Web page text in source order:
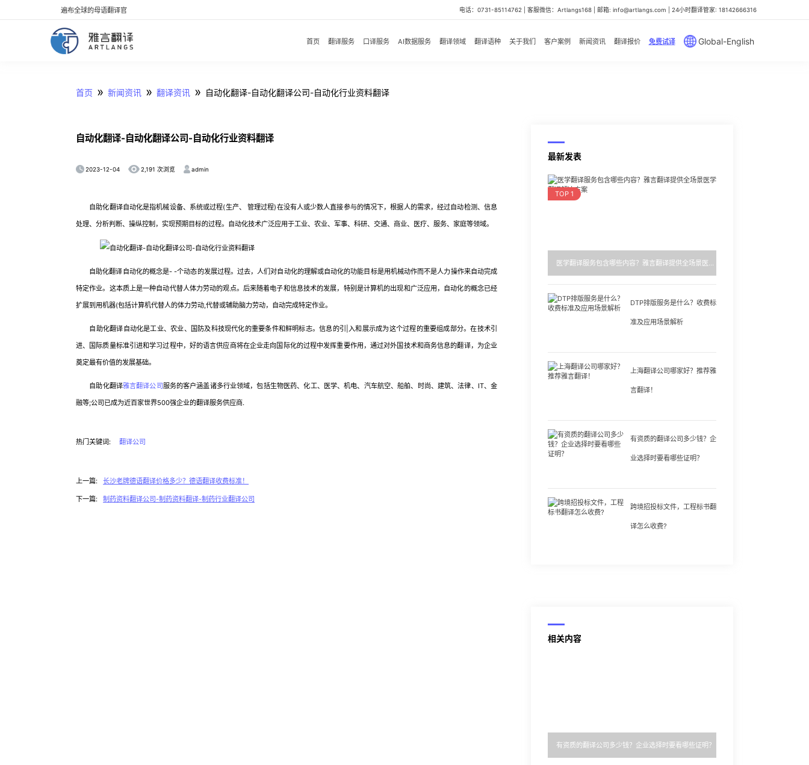
遍布全球的母语翻译官 电话：0731-85114762 | 客服微信：Artlangs168 | 邮箱: info@artlangs.com | 24小时翻译管家: 18142666316
首页 翻译服务 口译服务 AI数据服务 翻译领域 翻译语种 关于我们 客户案例 新闻资讯 翻译报价 免费试译 Global-English
首页 » 新闻资讯 » 翻译资讯 » 自动化翻译-自动化翻译公司-自动化行业资料翻译
自动化翻译-自动化翻译公司-自动化行业资料翻译
2023-12-04 2,191 次浏览 admin
自助化翻译自动化是指机械设备、系统或过程(生产、 管理过程)在没有人或少数人直接参与的情况下，根据人的需求，经过自动检测、信息
处理、分析判断、操纵控制，实现预期目标的过程。自动化技术广泛应用于工业、农业、军事、科研、交通、商业、医疗、服务、家庭等领域。
自助化翻译自动化的概念是- -个动态的发展过程。过去，人们对自动化的理解或自动化的功能目标是用机械动作而不是人力操作来自动完成
特定作业。这本质上是一种自动代替人体力劳动的观点。后来随着电子和信息技术的发展，特别是计算机的出现和广泛应用，自动化的概念已经
扩展到用机器(包括计算机代替人的体力劳动,代替或辅助脑力劳动，自动完成特定作业。
自助化翻译自动化是工业、农业、国防及科技现代化的重要条件和鲜明标志。信息的引|入和展示成为这个过程的重要组成部分。在技术引
进、国际质量标准引进和学习过程中，好的语言供应商将在企业走向国际化的过程中发挥重要作用，通过对外国技术和商务信息的翻译，为企业
奠定最有价值的发展基础。
自助化翻译雅言翻译公司服务的客户涵盖诸多行业领域，包括生物医药、化工、医学、机电、汽车航空、船舶、时尚、建筑、法律、IT、金
融等;公司已成为近百家世界500强企业的翻译服务供应商.
热门关键词: 翻译公司
上一篇: 长沙老牌德语翻译价格多少？德语翻译收费标准！
下一篇: 制药资料翻译公司-制药资料翻译-制药行业翻译公司
最新发表
TOP 1
医学翻译服务包含哪些内容？雅言翻译提供全场景医学翻译解决方案
DTP排版服务是什么？收费标
准及应用场景解析
上海翻译公司哪家好？推荐雅
言翻译！
有资质的翻译公司多少钱？企
业选择时要看哪些证明？
跨境招投标文件，工程标书翻
译怎么收费?
相关内容
有资质的翻译公司多少钱？企业选择时要看哪些证明？